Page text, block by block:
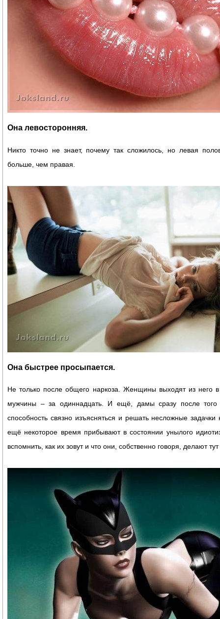
Она левосторонняя.
Никто точно не знает, почему так сложилось, но левая
больше, чем правая.
Она быстрее просыпается.
Не только после общего наркоза. Женщины выходят из него
мужчины – за одиннадцать. И ещё, дамы сразу после того
способность связно изъясняться и решать несложные
ещё некоторое время прибывают в состоянии унылого
вспомнить, как их зовут и что они, собственно говоря, делают